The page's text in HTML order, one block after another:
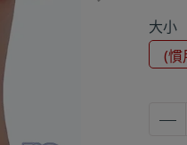
大小
(慣